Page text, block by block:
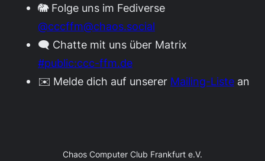
🐘 Folge uns im Fediverse
@cccffm@chaos.social
🗨️ Chatte mit uns über Matrix
#public:ccc-ffm.de
✉️ Melde dich auf unserer Mailing-Liste an
Chaos Computer Club Frankfurt e.V.